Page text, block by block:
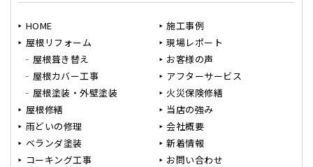
HOME
屋根リフォーム
屋根葺き替え
屋根カバー工事
屋根塗装・外壁塗装
屋根修繕
雨どいの修理
ベランダ塗装
コーキング工事
施工事例
現場レポート
お客様の声
アフターサービス
火災保険修繕
当店の強み
会社概要
新着情報
お問い合わせ